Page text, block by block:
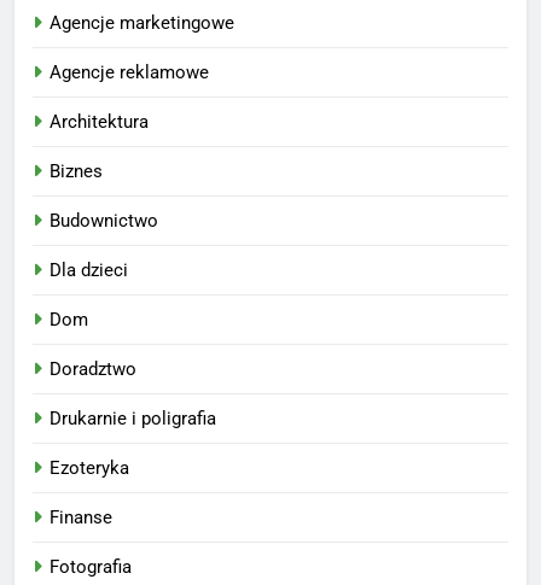
Agencje marketingowe
Agencje reklamowe
Architektura
Biznes
Budownictwo
Dla dzieci
Dom
Doradztwo
Drukarnie i poligrafia
Ezoteryka
Finanse
Fotografia